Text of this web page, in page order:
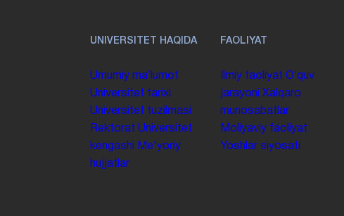
UNIVERSITET HAQIDA
Umumiy maʼlumot
Universitet tarixi
Universitet tuzilmasi
Rektorat Universitet
kengashi
Me'yoriy
hujjatlar
FAOLIYAT
Ilmiy faoliyat Oʻquv
jarayoni Xalqaro
munosabatlar
Moliyaviy faoliyat
Yoshlar siyosati